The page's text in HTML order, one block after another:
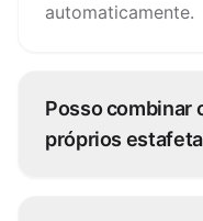
automaticamente.
Posso combinar
próprios